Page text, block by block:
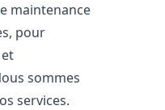
maintenance
pour
sommes
services.